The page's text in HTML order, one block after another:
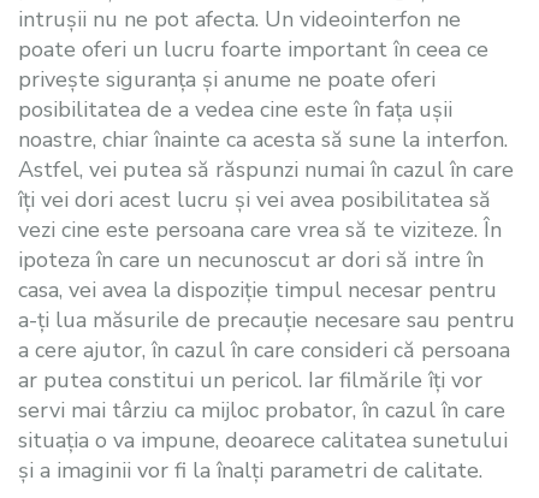
intrușii nu ne pot afecta. Un videointerfon ne
poate oferi un lucru foarte important în ceea ce
privește siguranța și anume ne poate oferi
posibilitatea de a vedea cine este în fața ușii
noastre, chiar înainte ca acesta să sune la interfon.
Astfel, vei putea să răspunzi numai în cazul în care
îți vei dori acest lucru și vei avea posibilitatea să
vezi cine este persoana care vrea să te viziteze. În
ipoteza în care un necunoscut ar dori să intre în
casa, vei avea la dispoziție timpul necesar pentru
a-ți lua măsurile de precauție necesare sau pentru
a cere ajutor, în cazul în care consideri că persoana
ar putea constitui un pericol. Iar filmările îți vor
servi mai târziu ca mijloc probator, în cazul în care
situația o va impune, deoarece calitatea sunetului
și a imaginii vor fi la înalți parametri de calitate.